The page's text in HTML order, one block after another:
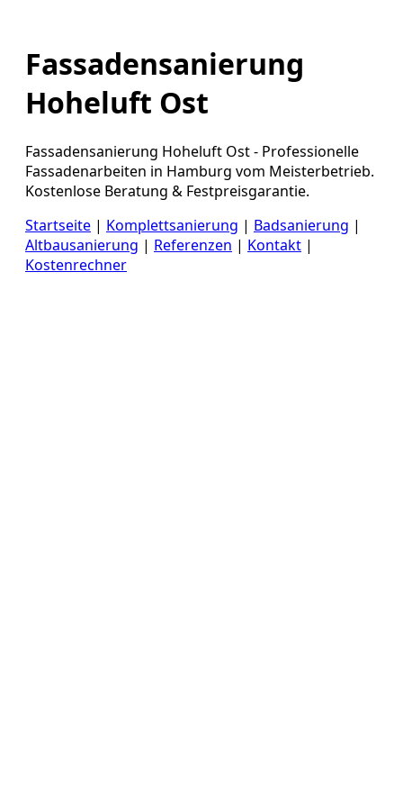
Fassadensanierung
Hoheluft Ost
Fassadensanierung Hoheluft Ost - Professionelle
Fassadenarbeiten in Hamburg vom Meisterbetrieb.
Kostenlose Beratung & Festpreisgarantie.
Startseite | Komplettsanierung | Badsanierung |
Altbausanierung | Referenzen | Kontakt |
Kostenrechner